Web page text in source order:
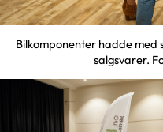
Bilkomponenter hadde med
salgsvarer.